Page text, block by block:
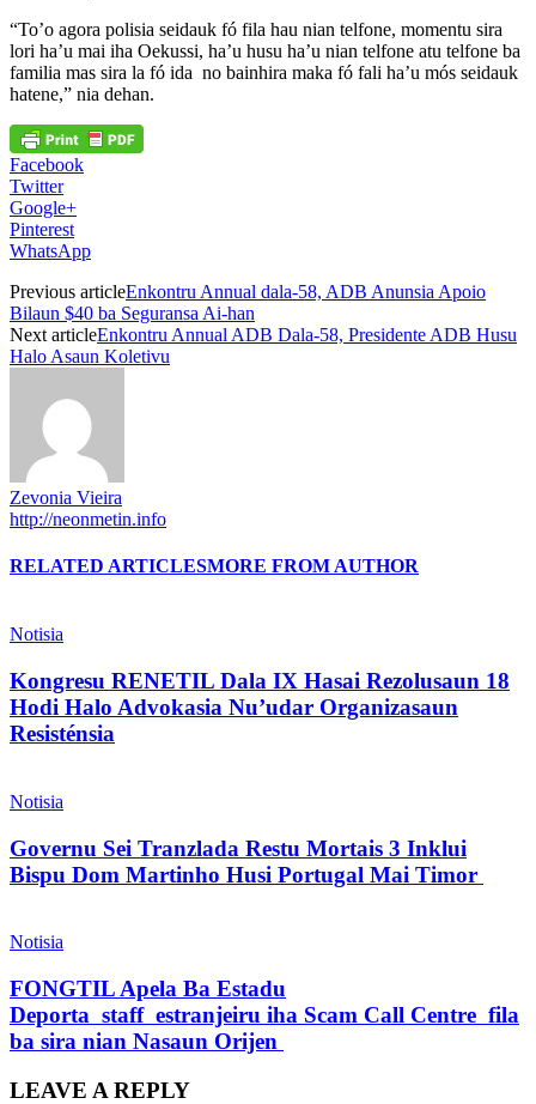
“To’o agora polisia seidauk fó fila hau nian telfone, momentu sira
lori ha’u mai iha Oekussi, ha’u husu ha’u nian telfone atu telfone ba
familia mas sira la fó ida no bainhira maka fó fali ha’u mós seidauk
hatene,” nia dehan.
Facebook
Twitter
Google+
Pinterest
WhatsApp
Previous articleEnkontru Annual dala-58, ADB Anunsia Apoio
Bilaun $40 ba Seguransa Ai-han
Next articleEnkontru Annual ADB Dala-58, Presidente ADB Husu
Halo Asaun Koletivu
Zevonia Vieira
http://neonmetin.info
RELATED ARTICLESMORE FROM AUTHOR
Notisia
Kongresu RENETIL Dala IX Hasai Rezolusaun 18
Hodi Halo Advokasia Nu’udar Organizasaun
Resisténsia
Notisia
Governu Sei Tranzlada Restu Mortais 3 Inklui
Bispu Dom Martinho Husi Portugal Mai Timor
Notisia
FONGTIL Apela Ba Estadu
Deporta staff estranjeiru iha Scam Call Centre fila
ba sira nian Nasaun Orijen
LEAVE A REPLY